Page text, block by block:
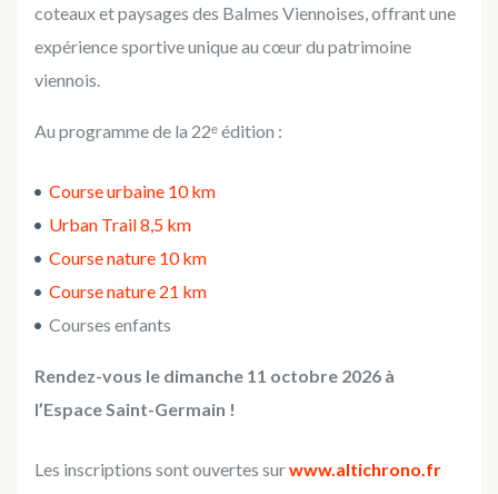
coteaux et paysages des Balmes Viennoises, offrant une
expérience sportive unique au cœur du patrimoine
viennois.
Au programme de la 22ᵉ édition :
Course urbaine 10 km
Urban Trail 8,5 km
Course nature 10 km
Course nature 21 km
Courses enfants
Rendez-vous le dimanche 11 octobre 2026 à
l’Espace Saint-Germain !
Les inscriptions sont ouvertes surwww.altichrono.fr